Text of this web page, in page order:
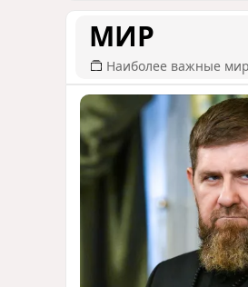
МИР
Наиболее важные